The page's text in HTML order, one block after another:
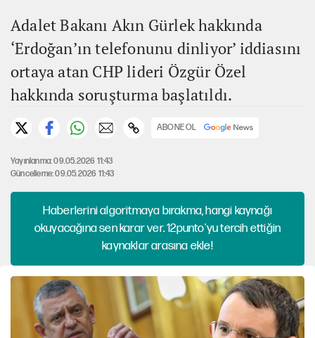
Adalet Bakanı Akın Gürlek hakkında
‘Erdoğan’ın telefonunu dinliyor’ iddiasını
ortaya atan CHP lideri Özgür Özel
hakkında soruşturma başlatıldı.
ABONE OL
Yayınlanma: 09.05.2026 11:43
Güncelleme: 09.05.2026 11:43
Haberlerini algoritmaya bırakma, hangi kaynağı
okuyacağına sen karar ver. 12punto'yu tercih ettiğin
kaynaklar arasına ekle!